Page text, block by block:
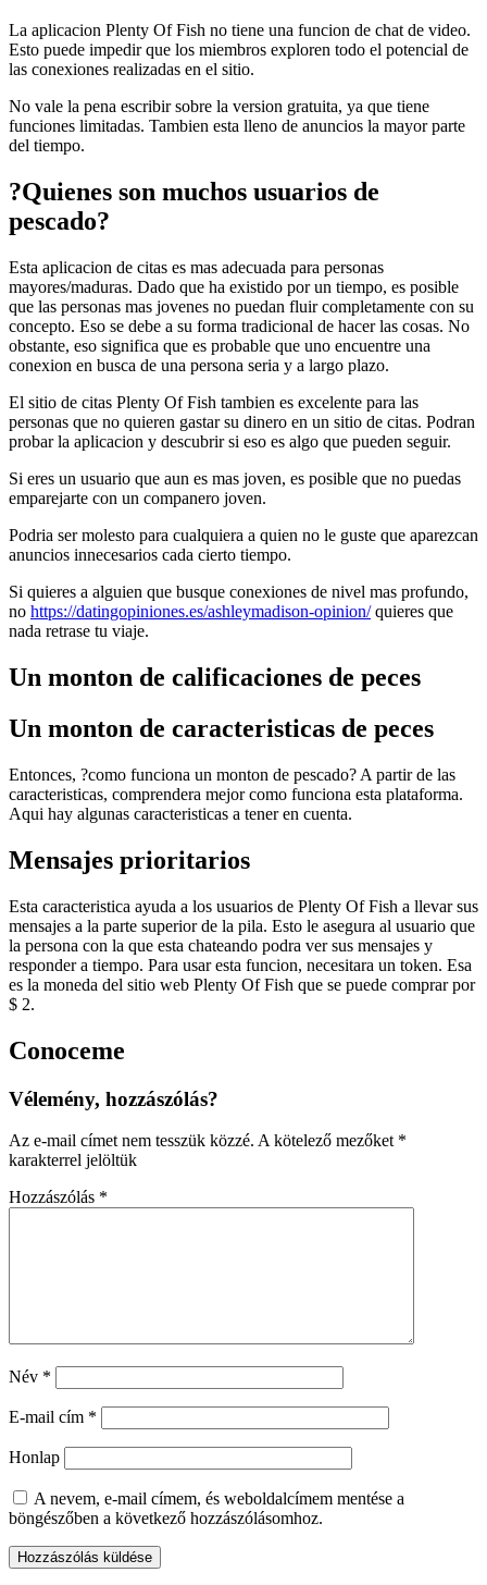
La aplicacion Plenty Of Fish no tiene una funcion de chat de video.
Esto puede impedir que los miembros exploren todo el potencial de
las conexiones realizadas en el sitio.
No vale la pena escribir sobre la version gratuita, ya que tiene
funciones limitadas. Tambien esta lleno de anuncios la mayor parte
del tiempo.
?Quienes son muchos usuarios de
pescado?
Esta aplicacion de citas es mas adecuada para personas
mayores/maduras. Dado que ha existido por un tiempo, es posible
que las personas mas jovenes no puedan fluir completamente con su
concepto. Eso se debe a su forma tradicional de hacer las cosas. No
obstante, eso significa que es probable que uno encuentre una
conexion en busca de una persona seria y a largo plazo.
El sitio de citas Plenty Of Fish tambien es excelente para las
personas que no quieren gastar su dinero en un sitio de citas. Podran
probar la aplicacion y descubrir si eso es algo que pueden seguir.
Si eres un usuario que aun es mas joven, es posible que no puedas
emparejarte con un companero joven.
Podria ser molesto para cualquiera a quien no le guste que aparezcan
anuncios innecesarios cada cierto tiempo.
Si quieres a alguien que busque conexiones de nivel mas profundo,
no https://datingopiniones.es/ashleymadison-opinion/quieres que
nada retrase tu viaje.
Un monton de calificaciones de peces
Un monton de caracteristicas de peces
Entonces, ?como funciona un monton de pescado? A partir de las
caracteristicas, comprendera mejor como funciona esta plataforma.
Aqui hay algunas caracteristicas a tener en cuenta.
Mensajes prioritarios
Esta caracteristica ayuda a los usuarios de Plenty Of Fish a llevar sus
mensajes a la parte superior de la pila. Esto le asegura al usuario que
la persona con la que esta chateando podra ver sus mensajes y
responder a tiempo. Para usar esta funcion, necesitara un token. Esa
es la moneda del sitio web Plenty Of Fish que se puede comprar por
$ 2.
Conoceme
Vélemény, hozzászólás?
Az e-mail címet nem tesszük közzé. A kötelező mezőket *
karakterrel jelöltük
Hozzászólás *
Név *
E-mail cím *
Honlap
A nevem, e-mail címem, és weboldalcímem mentése a
böngészőben a következő hozzászólásomhoz.